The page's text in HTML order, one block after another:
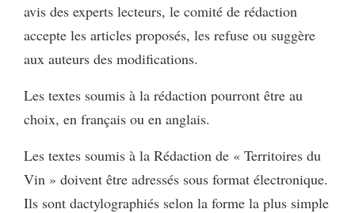
avis des experts lecteurs, le comité de rédaction
accepte les articles proposés, les refuse ou suggère
aux auteurs des modifications.
Les textes soumis à la rédaction pourront être au
choix, en français ou en anglais.
Les textes soumis à la Rédaction de « Territoires du
Vin » doivent être adressés sous format électronique.
Ils sont dactylographiés selon la forme la plus simple